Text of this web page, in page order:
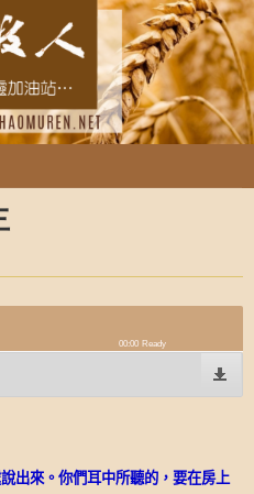
00:00 Ready
出來。你們耳中所聽的，要在房上